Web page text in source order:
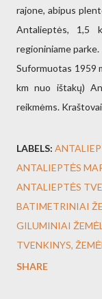
rajone, abipus
Antalieptės, 1,5
regioniniame parke.
Suformuotas 1959
km nuo ištakų)
reikmėms.
LABELS:
ANTALIEPTĖS
ANTALIEPTĖS
BATIMETRINIAI
GILUMINIAI
TVENKINYS
SHARE